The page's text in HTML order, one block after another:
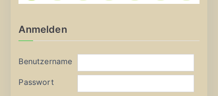
Anmelden
Benutzername
Passwort